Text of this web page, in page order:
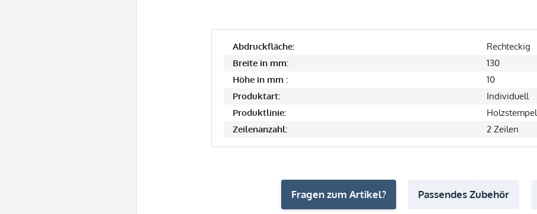
Abdruckfläche:
Rechteckig
Breite in mm:
130
Höhe in mm :
10
Produktart:
Individuell
Produktlinie:
Holzstempel
Zeilenanzahl:
2 Zeilen
Fragen zum Artikel? Passendes Zubehör